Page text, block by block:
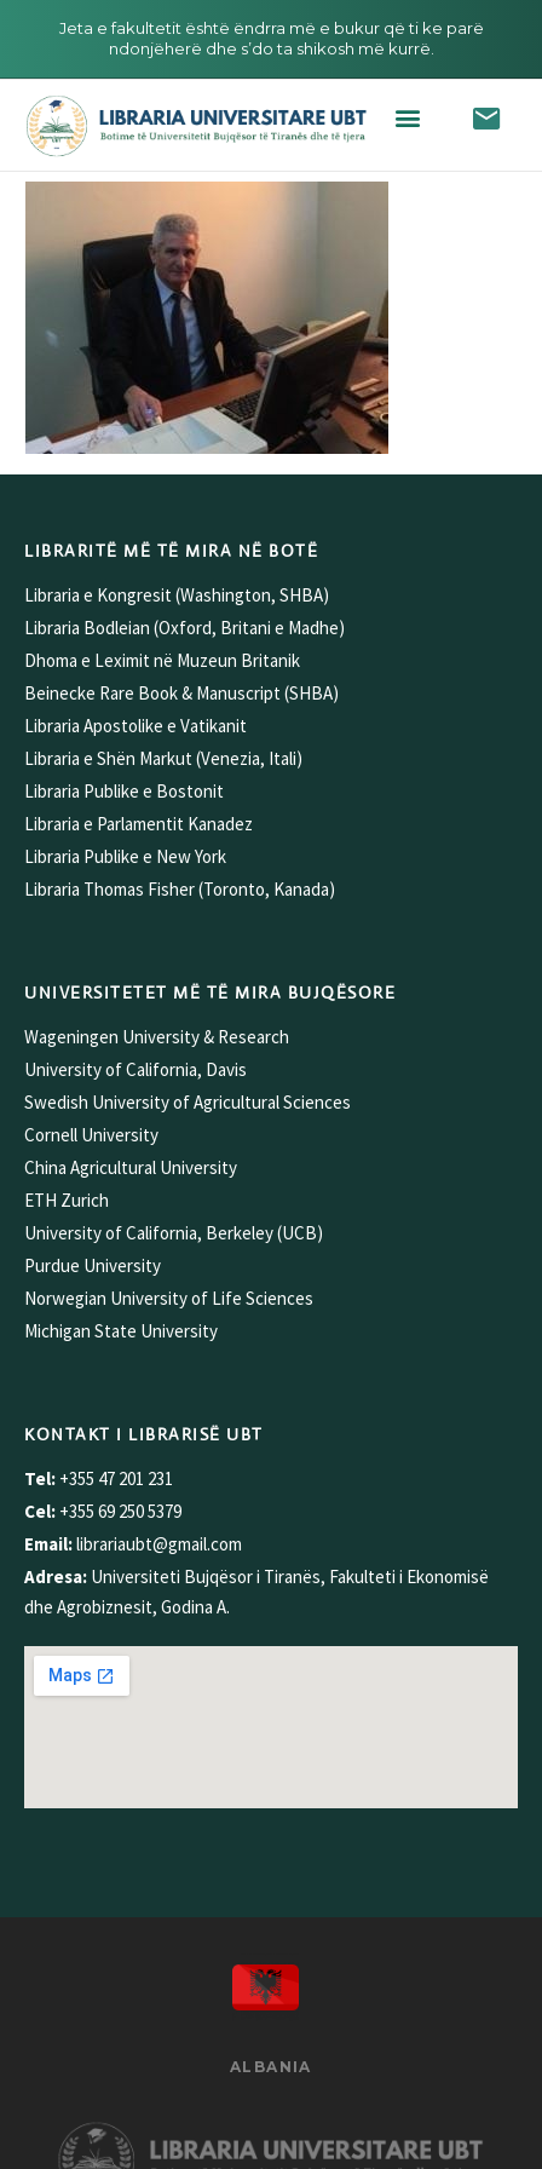
Jeta e fakultetit është ëndrra më e bukur që ti ke parë
ndonjëherë dhe s’do ta shikosh më kurrë.
LIBRARITË MË TË MIRA NË BOTË
Libraria e Kongresit (Washington, SHBA)
Libraria Bodleian (Oxford, Britani e Madhe)
Dhoma e Leximit në Muzeun Britanik
Beinecke Rare Book & Manuscript (SHBA)
Libraria Apostolike e Vatikanit
Libraria e Shën Markut (Venezia, Itali)
Libraria Publike e Bostonit
Libraria e Parlamentit Kanadez
Libraria Publike e New York
Libraria Thomas Fisher (Toronto, Kanada)
UNIVERSITETET MË TË MIRA BUJQËSORE
Wageningen University & Research
University of California, Davis
Swedish University of Agricultural Sciences
Cornell University
China Agricultural University
ETH Zurich
University of California, Berkeley (UCB)
Purdue University
Norwegian University of Life Sciences
Michigan State University
KONTAKT I LIBRARISË UBT
Tel: +355 47 201 231
Cel: +355 69 250 5379
Email:librariaubt@gmail.com
Adresa: Universiteti Bujqësor i Tiranës, Fakulteti i Ekonomisë
dhe Agrobiznesit, Godina A.
ALBANIA